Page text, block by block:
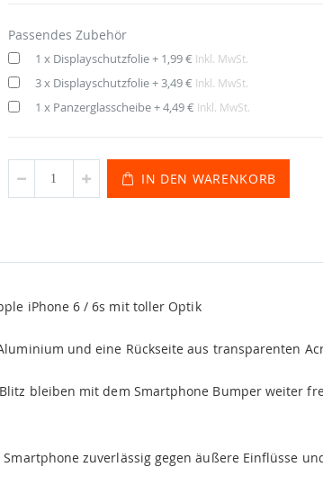
Passendes Zubehör
1 x Displayschutzfolie+ 1,99 € Inkl. MwSt.
3 x Displayschutzfolie+3,49 € Inkl. MwSt.
1 x Panzerglasscheibe+4,49 € Inkl. MwSt.
IN DEN WARENKORB
iPhone 6 / 6s mit toller Optik
und eine Rückseite aus transparenten
bleiben mit dem Smartphone Bumper weiter
zuverlässig gegen äußere Einflüsse